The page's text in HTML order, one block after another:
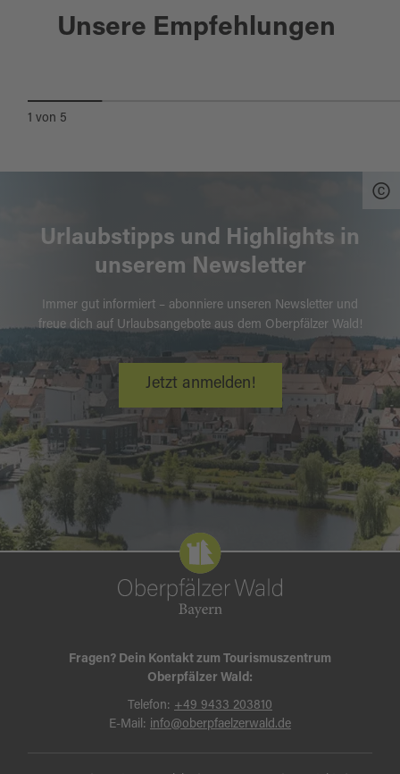
Unsere Empfehlungen
AUF UND AB DURCHS
1 von 5
Urlaubstipps und Highlights in
unserem Newsletter
Immer gut informiert – abonniere unseren Newsletter und
freue dich auf Urlaubsangebote aus dem Oberpfälzer Wald!
Jetzt anmelden!
Fragen? Dein Kontakt zum Tourismuszentrum
Oberpfälzer Wald:
Telefon: +49 9433 203810
E-Mail: info@oberpfaelzerwald.de